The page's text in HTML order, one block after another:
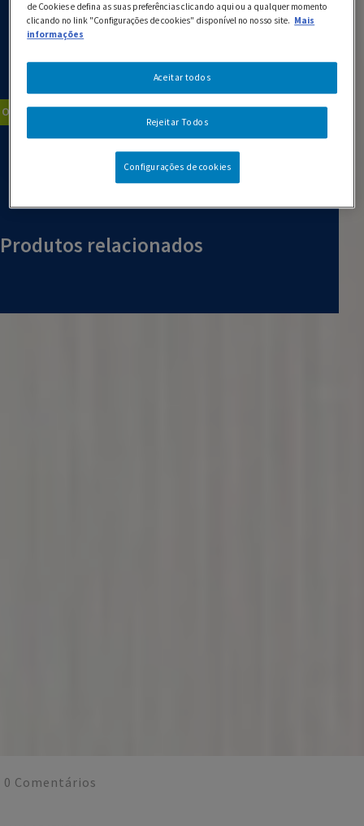
500 ml de leite
200 ml de natas LONGA VIDA
GUARDAR RECEITA
Ocasiões Especiais Natal
Produtos relacionados
0 Comentários
de Cookies e defina as suas preferências clicando aqui ou a qualquer momento
clicando no link "Configurações de cookies" disponível no nosso site. Mais
informações
Rejeitar Todos
Aceitar todos
Configurações de cookies